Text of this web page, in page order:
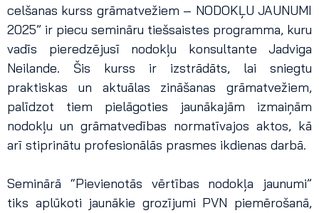
celšanas kurss grāmatvežiem – NODOKĻU JAUNUMI
2025” ir piecu semināru tiešsaistes programma, kuru
vadīs pieredzējusī nodokļu konsultante Jadviga
Neilande. Šis kurss ir izstrādāts, lai sniegtu
praktiskas un aktuālas zināšanas grāmatvežiem,
palīdzot tiem pielāgoties jaunākajām izmaiņām
nodokļu un grāmatvedības normatīvajos aktos, kā
arī stiprinātu profesionālās prasmes ikdienas darbā.
Seminārā “Pievienotās vērtības nodokļa jaunumi”
tiks aplūkoti jaunākie grozījumi PVN piemērošanā,